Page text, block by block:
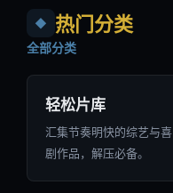
◆ 热门分类
全部分类
轻松片库
汇集节奏明快的综艺与喜
剧作品，解压必备。